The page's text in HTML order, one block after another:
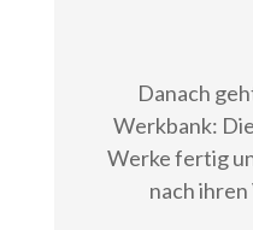
Danach
Werkbank:
Werke fertig
nach